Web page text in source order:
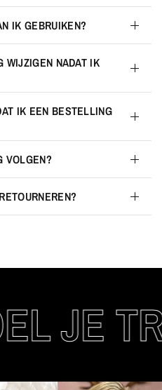
IK GEBRUIKEN?
WIJZIGEN NADAT IK
IK EEN BESTELLING
VOLGEN?
JE